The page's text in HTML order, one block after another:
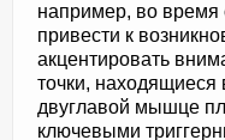
например, во время
привести к
акцентировать
точки, находящиеся
двуглавой мышце
ключевыми